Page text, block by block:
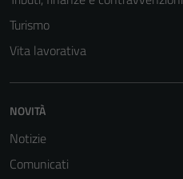
Turismo
Vita lavorativa
NOVITÀ
Notizie
Comunicati